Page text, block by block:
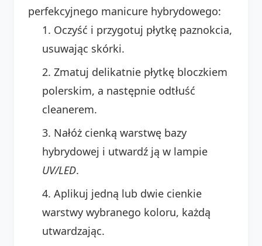
perfekcyjnego manicure hybrydowego:
Oczyść i przygotuj płytkę paznokcia,
usuwając skórki.
Zmatuj delikatnie płytkę bloczkiem
polerskim, a następnie odtłuść
cleanerem.
Nałóż cienką warstwę bazy
hybrydowej i utwardź ją w lampie
UV/LED.
Aplikuj jedną lub dwie cienkie
warstwy wybranego koloru, każdą
utwardzając.